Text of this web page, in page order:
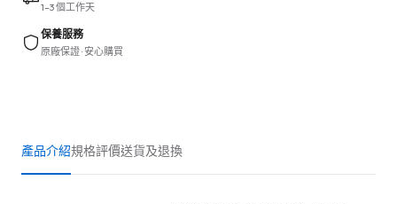
1–3 個工作天
保養服務
原廠保證 · 安心購買
產品介紹規格評價送貨及退換